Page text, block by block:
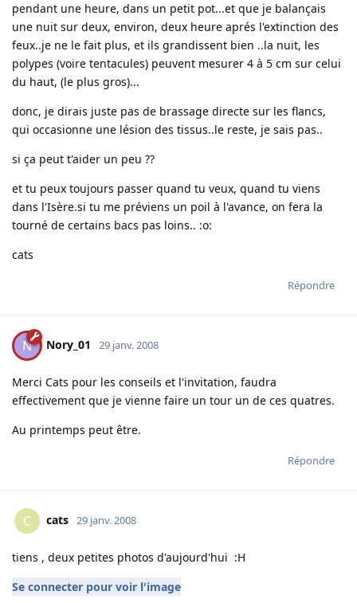
pendant une heure, dans un petit pot...et que je balançais
une nuit sur deux, environ, deux heure aprés l'extinction des
feux..je ne le fait plus, et ils grandissent bien ..la nuit, les
polypes (voire tentacules) peuvent mesurer 4 à 5 cm sur celui
du haut, (le plus gros)...
donc, je dirais juste pas de brassage directe sur les flancs,
qui occasionne une lésion des tissus..le reste, je sais pas..
si ça peut t'aider un peu ??
et tu peux toujours passer quand tu veux, quand tu viens
dans l'Isère.si tu me préviens un poil à l'avance, on fera la
tourné de certains bacs pas loins.. :o:
cats
Répondre
N Nory_01 29 janv. 2008
Merci Cats pour les conseils et l'invitation, faudra
effectivement que je vienne faire un tour un de ces quatres.
Au printemps peut être.
Répondre
C cats 29 janv. 2008
tiens , deux petites photos d'aujourd'hui :H
Se connecter pour voir l'image